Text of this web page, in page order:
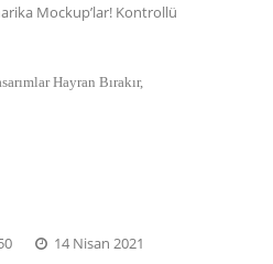
Mockup’lar! Kontrollü
Hayran Bırakır,
14 Nisan 2021